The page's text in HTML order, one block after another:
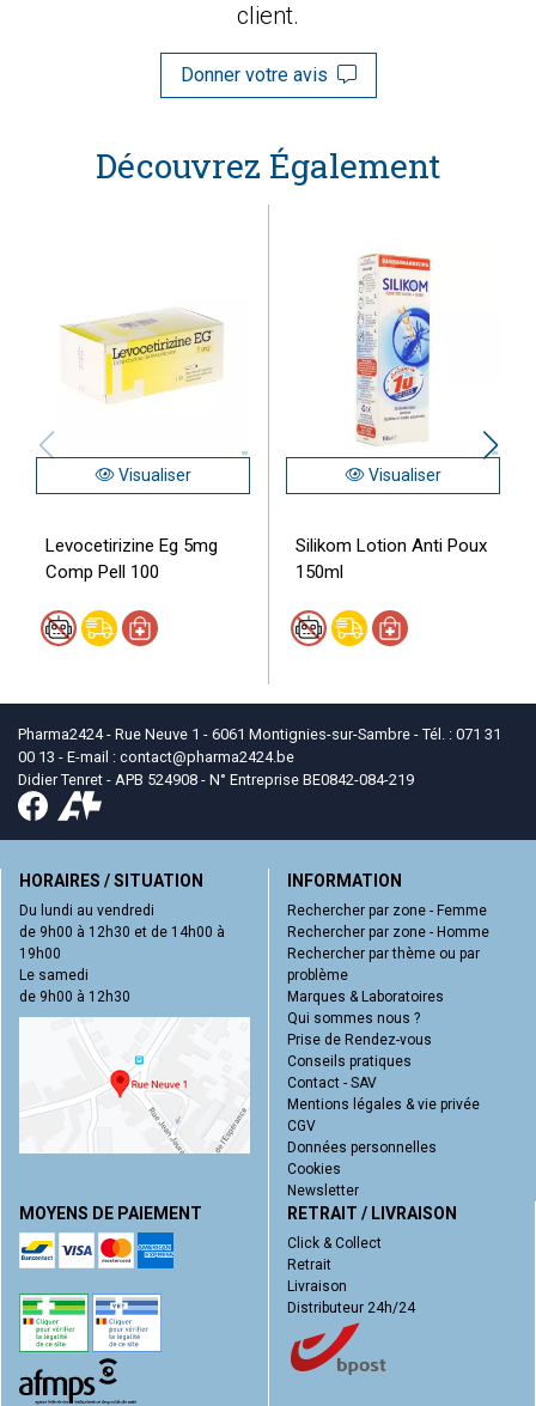
client.
Donner votre avis
Découvrez Également
Visualiser
Levocetirizine Eg 5mg
Comp Pell 100
Visualiser
Silikom Lotion Anti Poux
150ml
Pharma2424 - Rue Neuve 1 - 6061 Montignies-sur-Sambre - Tél. : 071 31
00 13 - E-mail : contact@pharma2424.be
Didier Tenret - APB 524908 - N° Entreprise BE0842-084-219
HORAIRES / SITUATION
Du lundi au vendredi
de 9h00 à 12h30 et de 14h00 à
19h00
Le samedi
de 9h00 à 12h30
INFORMATION
Rechercher par zone - Femme
Rechercher par zone - Homme
Rechercher par thème ou par
problème
Marques & Laboratoires
Qui sommes nous ?
Prise de Rendez-vous
Conseils pratiques
Contact - SAV
Mentions légales & vie privée
CGV
Données personnelles
Cookies
Newsletter
MOYENS DE PAIEMENT RETRAIT / LIVRAISON
Click & Collect
Retrait
Livraison
Distributeur 24h/24